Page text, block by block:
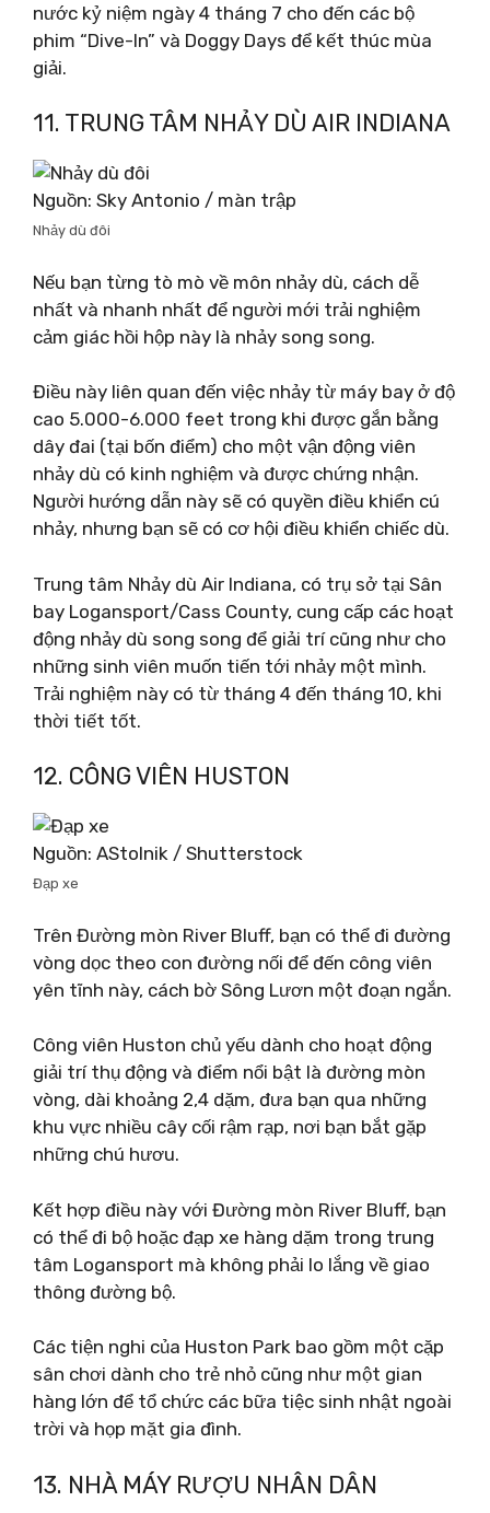
nước kỷ niệm ngày 4 tháng 7 cho đến các bộ
phim “Dive-In” và Doggy Days để kết thúc mùa
giải.
11. TRUNG TÂM NHẢY DÙ AIR INDIANA
Nguồn: Sky Antonio / màn trập
Nhảy dù đôi
Nếu bạn từng tò mò về môn nhảy dù, cách dễ
nhất và nhanh nhất để người mới trải nghiệm
cảm giác hồi hộp này là nhảy song song.
Điều này liên quan đến việc nhảy từ máy bay ở độ
cao 5.000-6.000 feet trong khi được gắn bằng
dây đai (tại bốn điểm) cho một vận động viên
nhảy dù có kinh nghiệm và được chứng nhận.
Người hướng dẫn này sẽ có quyền điều khiển cú
nhảy, nhưng bạn sẽ có cơ hội điều khiển chiếc dù.
Trung tâm Nhảy dù Air Indiana, có trụ sở tại Sân
bay Logansport/Cass County, cung cấp các hoạt
động nhảy dù song song để giải trí cũng như cho
những sinh viên muốn tiến tới nhảy một mình.
Trải nghiệm này có từ tháng 4 đến tháng 10, khi
thời tiết tốt.
12. CÔNG VIÊN HUSTON
Nguồn: AStolnik / Shutterstock
Đạp xe
Trên Đường mòn River Bluff, bạn có thể đi đường
vòng dọc theo con đường nối để đến công viên
yên tĩnh này, cách bờ Sông Lươn một đoạn ngắn.
Công viên Huston chủ yếu dành cho hoạt động
giải trí thụ động và điểm nổi bật là đường mòn
vòng, dài khoảng 2,4 dặm, đưa bạn qua những
khu vực nhiều cây cối rậm rạp, nơi bạn bắt gặp
những chú hươu.
Kết hợp điều này với Đường mòn River Bluff, bạn
có thể đi bộ hoặc đạp xe hàng dặm trong trung
tâm Logansport mà không phải lo lắng về giao
thông đường bộ.
Các tiện nghi của Huston Park bao gồm một cặp
sân chơi dành cho trẻ nhỏ cũng như một gian
hàng lớn để tổ chức các bữa tiệc sinh nhật ngoài
trời và họp mặt gia đình.
13. NHÀ MÁY RƯỢU NHÂN DÂN